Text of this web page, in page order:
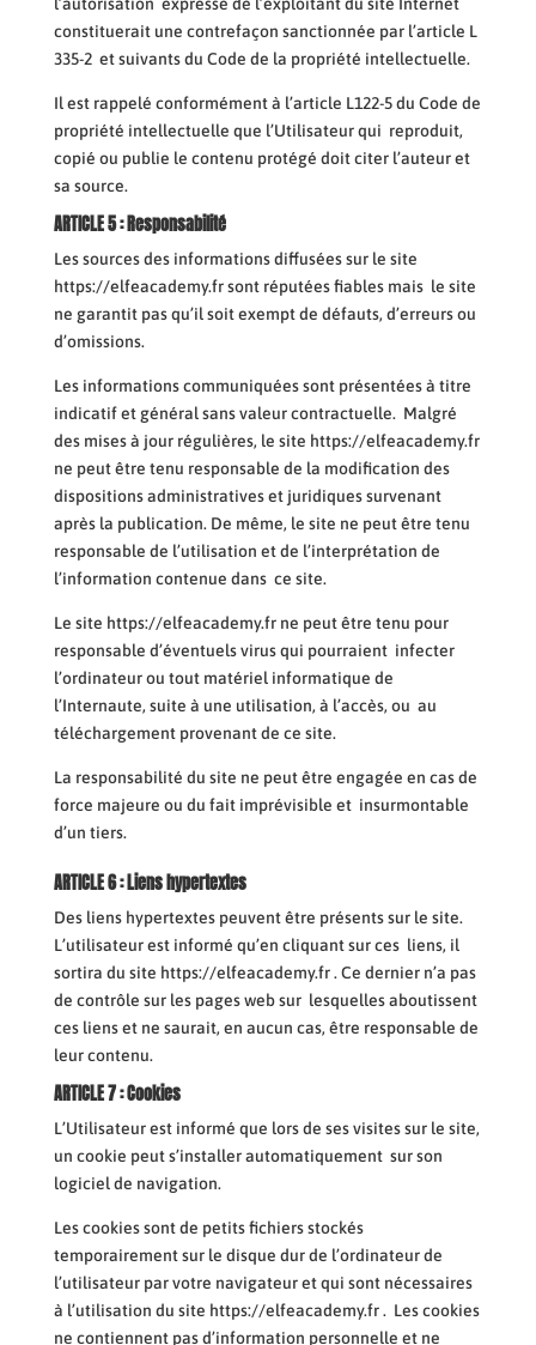
constituerait une contrefaçon sanctionnée par l’article L
335-2 et suivants du Code de la propriété intellectuelle.
Il est rappelé conformément à l’article L122-5 du Code de
propriété intellectuelle que l’Utilisateur qui reproduit,
copié ou publie le contenu protégé doit citer l’auteur et
sa source.
ARTICLE 5 : Responsabilité
Les sources des informations diffusées sur le site
https://elfeacademy.fr sont réputées fiables mais le site
ne garantit pas qu’il soit exempt de défauts, d’erreurs ou
d’omissions.
Les informations communiquées sont présentées à titre
indicatif et général sans valeur contractuelle. Malgré
des mises à jour régulières, le site https://elfeacademy.fr
ne peut être tenu responsable de la modification des
dispositions administratives et juridiques survenant
après la publication. De même, le site ne peut être tenu
responsable de l’utilisation et de l’interprétation de
l’information contenue dans ce site.
Le site https://elfeacademy.fr ne peut être tenu pour
responsable d’éventuels virus qui pourraient infecter
l’ordinateur ou tout matériel informatique de
l’Internaute, suite à une utilisation, à l’accès, ou au
téléchargement provenant de ce site.
La responsabilité du site ne peut être engagée en cas de
force majeure ou du fait imprévisible et insurmontable
d’un tiers.
ARTICLE 6 : Liens hypertextes
Des liens hypertextes peuvent être présents sur le site.
L’utilisateur est informé qu’en cliquant sur ces liens, il
sortira du site https://elfeacademy.fr . Ce dernier n’a pas
de contrôle sur les pages web sur lesquelles aboutissent
ces liens et ne saurait, en aucun cas, être responsable de
leur contenu.
ARTICLE 7 : Cookies
L’Utilisateur est informé que lors de ses visites sur le site,
un cookie peut s’installer automatiquement sur son
logiciel de navigation.
Les cookies sont de petits fichiers stockés
temporairement sur le disque dur de l’ordinateur de
l’utilisateur par votre navigateur et qui sont nécessaires
à l’utilisation du site https://elfeacademy.fr . Les cookies
ne contiennent pas d’information personnelle et ne